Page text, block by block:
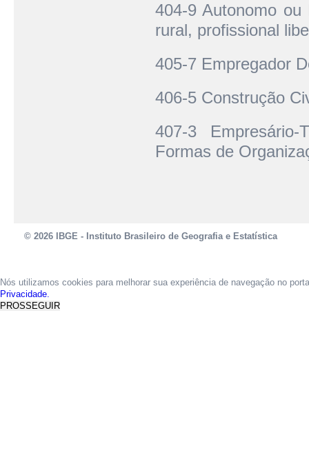
404-9 Autonomo ou
rural, profissional
405-7 Empregador
406-5 Construção
407-3
Formas de
© 2026 IBGE - Instituto Brasileiro de Geografia e Estatística
Nós utilizamos cookies para melhorar sua experiência de navegação no
Privacidade.
PROSSEGUIR